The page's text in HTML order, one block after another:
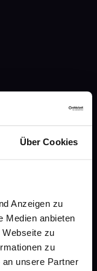
Über Cookies
Anzeigen zu
Medien anbieten
zu
zu
unsere Partner